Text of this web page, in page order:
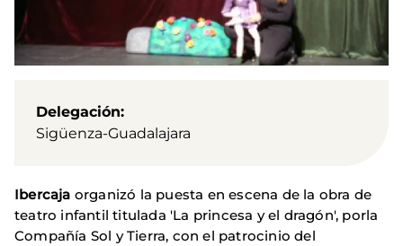
Delegación
Sigüenza-Guadalajara
Ibercaja organizó la puesta en escena de la obra de
teatro infantil titulada 'La princesa y el dragón', porla
Compañía Sol y Tierra, con el patrocinio del